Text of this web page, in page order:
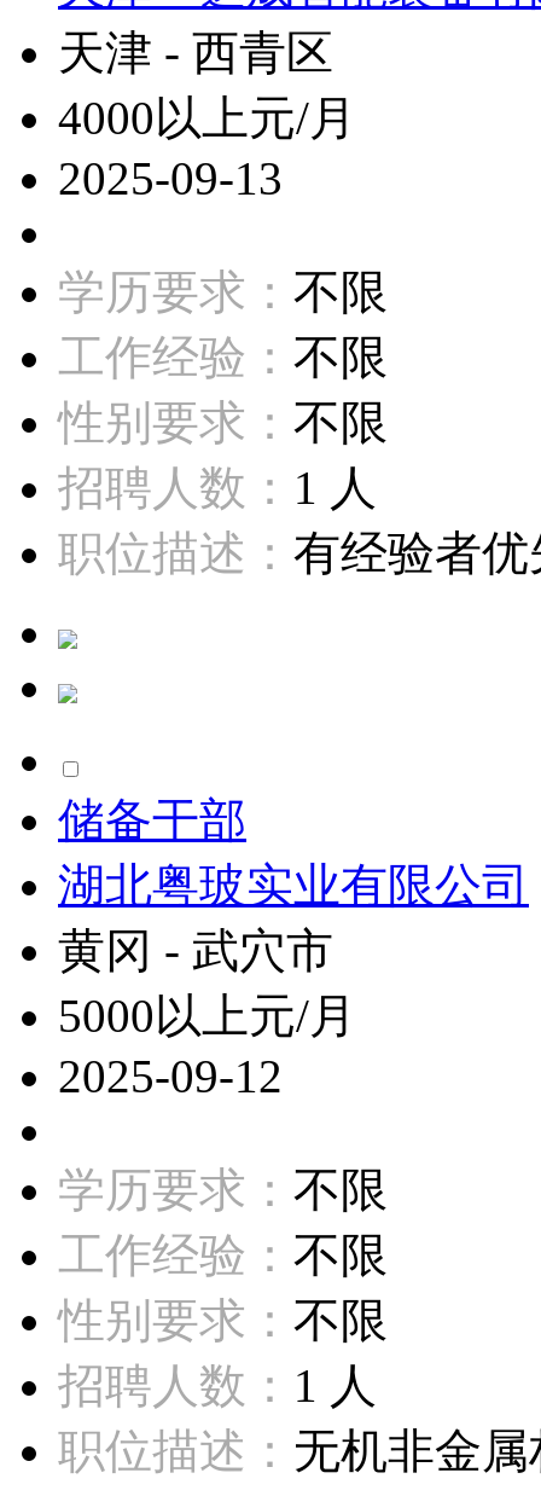
天津 - 西青区
4000以上元/月
2025-09-13
学历要求： 不限
工作经验： 不限
性别要求： 不限
招聘人数： 1 人
职位描述： 有经验者优
储备干部
湖北粤玻实业有限公司
黄冈 - 武穴市
5000以上元/月
2025-09-12
学历要求： 不限
工作经验： 不限
性别要求： 不限
招聘人数： 1 人
职位描述： 无机非金